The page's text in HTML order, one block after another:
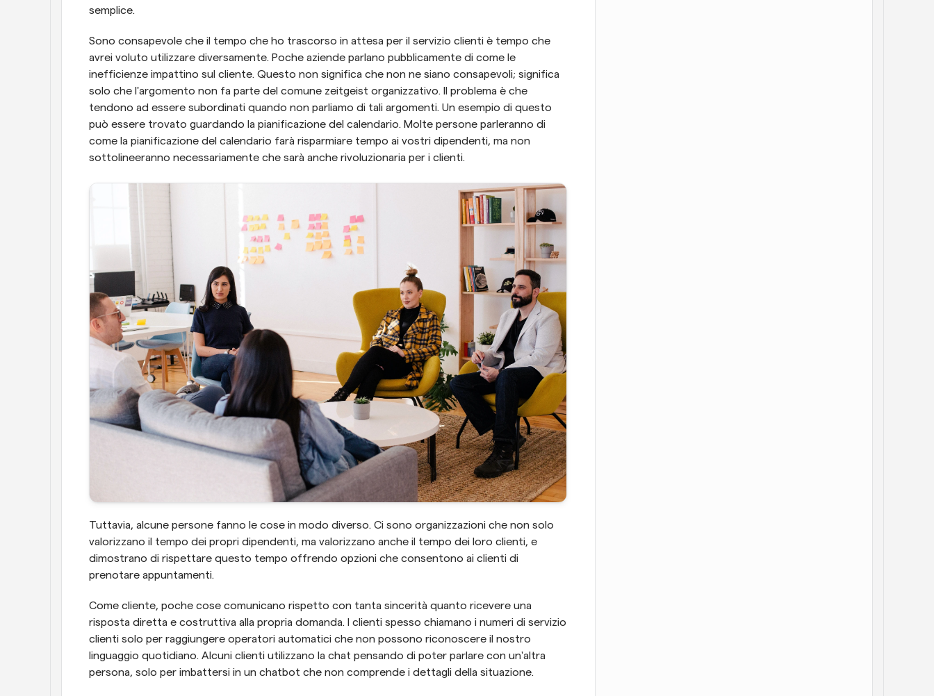
semplice.
Sono consapevole che il tempo che ho trascorso in attesa per il servizio clienti è tempo che
avrei voluto utilizzare diversamente. Poche aziende parlano pubblicamente di come le
inefficienze impattino sul cliente. Questo non significa che non ne siano consapevoli; significa
solo che l'argomento non fa parte del comune zeitgeist organizzativo. Il problema è che
tendono ad essere subordinati quando non parliamo di tali argomenti. Un esempio di questo
può essere trovato guardando la pianificazione del calendario. Molte persone parleranno di
come la pianificazione del calendario farà risparmiare tempo ai vostri dipendenti, ma non
sottolineeranno necessariamente che sarà anche rivoluzionaria per i clienti.
Tuttavia, alcune persone fanno le cose in modo diverso. Ci sono organizzazioni che non solo
valorizzano il tempo dei propri dipendenti, ma valorizzano anche il tempo dei loro clienti, e
dimostrano di rispettare questo tempo offrendo opzioni che consentono ai clienti di
prenotare appuntamenti.
Come cliente, poche cose comunicano rispetto con tanta sincerità quanto ricevere una
risposta diretta e costruttiva alla propria domanda. I clienti spesso chiamano i numeri di servizio
clienti solo per raggiungere operatori automatici che non possono riconoscere il nostro
linguaggio quotidiano. Alcuni clienti utilizzano la chat pensando di poter parlare con un'altra
persona, solo per imbattersi in un chatbot che non comprende i dettagli della situazione.